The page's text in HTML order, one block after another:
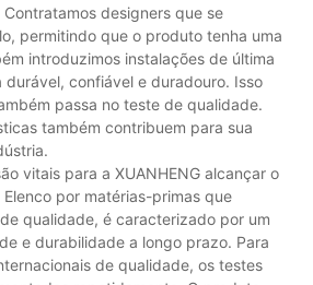
designers que se
permitindo que o produto tenha uma
introduzimos instalações de última
confiável e duradouro. Isso
passa no teste de qualidade.
também contribuem para sua
vitais para a XUANHENG alcançar o
por matérias-primas que
qualidade, é caracterizado por um
e durabilidade a longo prazo. Para
de qualidade, os testes